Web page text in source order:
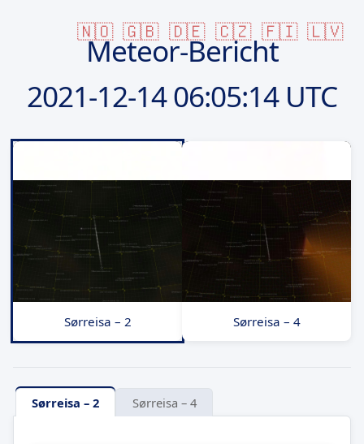
🇳🇴 🇬🇧 🇩🇪 🇨🇿 🇫🇮 🇱🇻
Meteor-Bericht
2021-12-1406:05:14 UTC
Sørreisa – 2 Sørreisa – 4
Sørreisa – 2 Sørreisa – 4